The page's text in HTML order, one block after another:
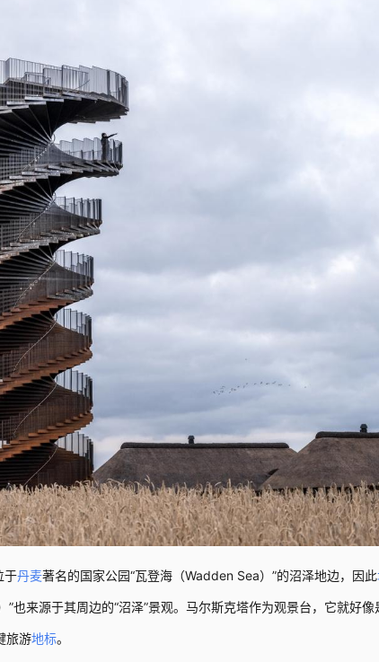
于丹麦著名的国家公园“瓦登海（Wadden Sea）”的沼泽地边，因此
”也来源于其周边的“沼泽”景观。马尔斯克塔作为观景台，它就好
旅游地标。